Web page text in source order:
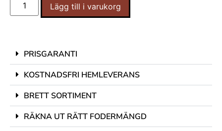
Lägg till i varukorg
PRISGARANTI
KOSTNADSFRI HEMLEVERANS
BRETT SORTIMENT
RÄKNA UT RÄTT FODERMÄNGD